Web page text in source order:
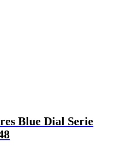
Blue Dial Serie